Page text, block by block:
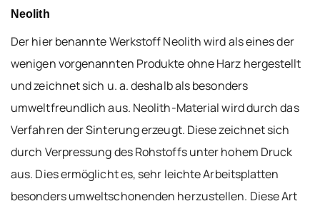
Neolith
Der hier benannte Werkstoff Neolith wird als eines der
wenigen vorgenannten Produkte ohne Harz hergestellt
und zeichnet sich u. a. deshalb als besonders
umweltfreundlich aus. Neolith-Material wird durch das
Verfahren der Sinterung erzeugt. Diese zeichnet sich
durch Verpressung des Rohstoffs unter hohem Druck
aus. Dies ermöglicht es, sehr leichte Arbeitsplatten
besonders umweltschonenden herzustellen. Diese Art